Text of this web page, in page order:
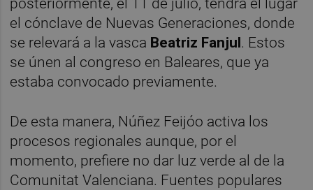
el cónclave de Nuevas Generaciones, donde
se relevará a la vasca Beatriz Fanjul. Estos
se únen al congreso en Baleares, que ya
estaba convocado previamente.
De esta manera, Núñez Feijóo activa los
procesos regionales aunque, por el
momento, prefiere no dar luz verde al de la
Comunitat Valenciana. Fuentes populares